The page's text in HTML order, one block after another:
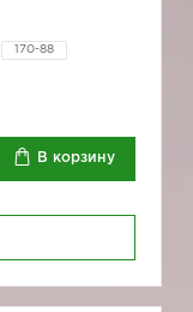
170-88
В корзину